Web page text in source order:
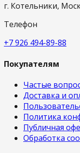
г. Котельники,
Телефон
+7 926 494-89-88
Покупателям
Частые
Доставка и
Политика
Публичная
Обработка